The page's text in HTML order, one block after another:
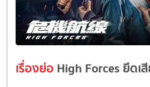
เรื่องย่อ High Forces ยึดเ